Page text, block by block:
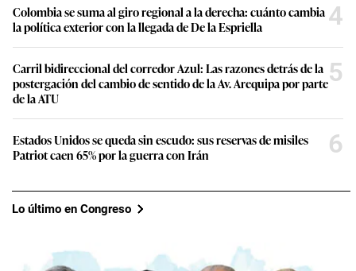
Colombia se suma al giro regional a la derecha: cuánto cambia
la política exterior con la llegada de De la Espriella
4
Carril bidireccional del corredor Azul: Las razones detrás de la
postergación del cambio de sentido de la Av. Arequipa por parte
de la ATU
5
Estados Unidos se queda sin escudo: sus reservas de misiles
Patriot caen 65% por la guerra con Irán
6
Lo último en Congreso